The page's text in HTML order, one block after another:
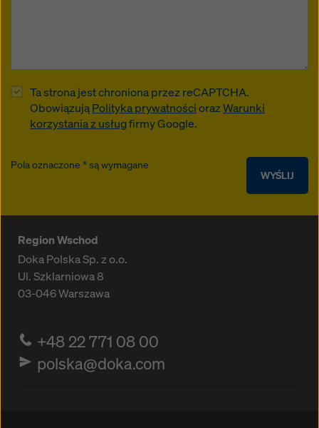
Ta strona jest chroniona przez reCAPTCHA.
ObowiązująPolityka prywatnościorazWarunki
korzystania z usługfirmy Google.
WYŚLIJ
Pola oznaczone * są wymagane
Region Wschod
Doka Polska Sp. z o.o.
Ul. Szklarniowa 8
03-046Warszawa
+48 22 771 08 00
polska@doka.com